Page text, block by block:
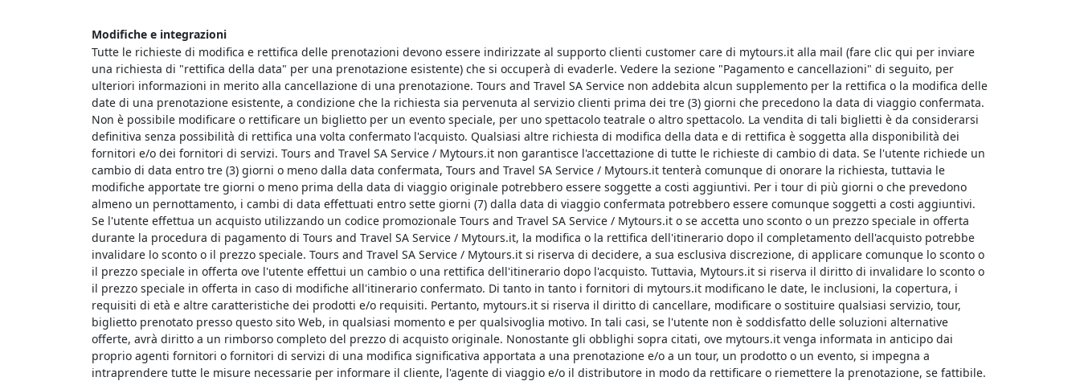
Modifiche e integrazioni
Tutte le richieste di modifica e rettifica delle prenotazioni devono essere indirizzate al supporto clienti customer care di mytours.it alla mail (fare clic qui per inviare
una richiesta di "rettifica della data" per una prenotazione esistente) che si occuperà di evaderle. Vedere la sezione "Pagamento e cancellazioni" di seguito, per
ulteriori informazioni in merito alla cancellazione di una prenotazione. Tours and Travel SA Service non addebita alcun supplemento per la rettifica o la modifica delle
date di una prenotazione esistente, a condizione che la richiesta sia pervenuta al servizio clienti prima dei tre (3) giorni che precedono la data di viaggio confermata.
Non è possibile modificare o rettificare un biglietto per un evento speciale, per uno spettacolo teatrale o altro spettacolo. La vendita di tali biglietti è da considerarsi
definitiva senza possibilità di rettifica una volta confermato l'acquisto. Qualsiasi altre richiesta di modifica della data e di rettifica è soggetta alla disponibilità dei
fornitori e/o dei fornitori di servizi. Tours and Travel SA Service / Mytours.it non garantisce l'accettazione di tutte le richieste di cambio di data. Se l'utente richiede un
cambio di data entro tre (3) giorni o meno dalla data confermata, Tours and Travel SA Service / Mytours.it tenterà comunque di onorare la richiesta, tuttavia le
modifiche apportate tre giorni o meno prima della data di viaggio originale potrebbero essere soggette a costi aggiuntivi. Per i tour di più giorni o che prevedono
almeno un pernottamento, i cambi di data effettuati entro sette giorni (7) dalla data di viaggio confermata potrebbero essere comunque soggetti a costi aggiuntivi.
Se l'utente effettua un acquisto utilizzando un codice promozionale Tours and Travel SA Service / Mytours.it o se accetta uno sconto o un prezzo speciale in offerta
durante la procedura di pagamento di Tours and Travel SA Service / Mytours.it, la modifica o la rettifica dell'itinerario dopo il completamento dell'acquisto potrebbe
invalidare lo sconto o il prezzo speciale. Tours and Travel SA Service / Mytours.it si riserva di decidere, a sua esclusiva discrezione, di applicare comunque lo sconto o
il prezzo speciale in offerta ove l'utente effettui un cambio o una rettifica dell'itinerario dopo l'acquisto. Tuttavia, Mytours.it si riserva il diritto di invalidare lo sconto o
il prezzo speciale in offerta in caso di modifiche all'itinerario confermato. Di tanto in tanto i fornitori di mytours.it modificano le date, le inclusioni, la copertura, i
requisiti di età e altre caratteristiche dei prodotti e/o requisiti. Pertanto, mytours.it si riserva il diritto di cancellare, modificare o sostituire qualsiasi servizio, tour,
biglietto prenotato presso questo sito Web, in qualsiasi momento e per qualsivoglia motivo. In tali casi, se l'utente non è soddisfatto delle soluzioni alternative
offerte, avrà diritto a un rimborso completo del prezzo di acquisto originale. Nonostante gli obblighi sopra citati, ove mytours.it venga informata in anticipo dai
proprio agenti fornitori o fornitori di servizi di una modifica significativa apportata a una prenotazione e/o a un tour, un prodotto o un evento, si impegna a
intraprendere tutte le misure necessarie per informare il cliente, l'agente di viaggio e/o il distributore in modo da rettificare o riemettere la prenotazione, se fattibile.